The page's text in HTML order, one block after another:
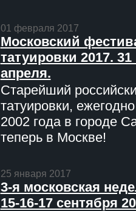
01 февраля 2017
Московский
татуировки 2017. 31
апреля.
Старейший
татуировки,
2002 года в городе
теперь в Москве!
25 января 2017
3-я московская
15-16-17 сентября